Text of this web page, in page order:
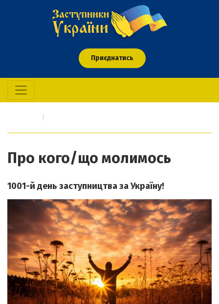
Приєднатись
Про кого/що молимось
1001-й день заступництва за Україну!